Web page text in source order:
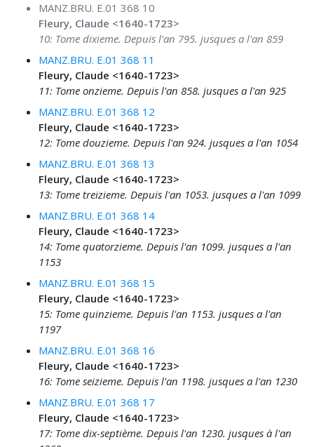
MANZ.BRU. E.01 368 10
Fleury, Claude <1640-1723>
10: Tome dixieme. Depuis l'an 795. jusques a l'an 859
MANZ.BRU. E.01 368 11
Fleury, Claude <1640-1723>
11: Tome onzieme. Depuis l'an 858. jusques a l'an 925
MANZ.BRU. E.01 368 12
Fleury, Claude <1640-1723>
12: Tome douzieme. Depuis l'an 924. jusques a l'an 1054
MANZ.BRU. E.01 368 13
Fleury, Claude <1640-1723>
13: Tome treizieme. Depuis l'an 1053. jusques a l'an 1099
MANZ.BRU. E.01 368 14
Fleury, Claude <1640-1723>
14: Tome quatorzieme. Depuis l'an 1099. jusques a l'an
1153
MANZ.BRU. E.01 368 15
Fleury, Claude <1640-1723>
15: Tome quinzieme. Depuis l'an 1153. jusques a l'an
1197
MANZ.BRU. E.01 368 16
Fleury, Claude <1640-1723>
16: Tome seizieme. Depuis l'an 1198. jusques a l'an 1230
MANZ.BRU. E.01 368 17
Fleury, Claude <1640-1723>
17: Tome dix-septième. Depuis l'an 1230. jusques à l'an